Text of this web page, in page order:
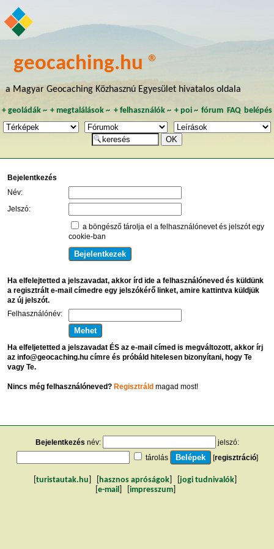
geocaching.hu ®
a Magyar Geocaching Közhasznú Egyesület hivatalos oldala
+ geoládák~ +megtalálások ~ + felhasználók~ + poi~ fórum FAQ belépés
Bejelentkezés
Név:
Jelszó:
a böngésző tárolja el a felhasználónevet és jelszót egy
cookie-ban
Ha elfelejtetted a jelszavadat, akkor írd ide a felhasználóneved és küldünk
a regisztrált e-mail címedre egy jelszókérő linket, amire kattintva küldjük
az új jelszót.
Felhasználónév:
Ha elfeljetetted a jelszavadat ÉS az e-mail címed is megváltozott, akkor írj
az info@geocaching.hu címre és próbáld hitelesen bizonyítani, hogy Te
vagy Te.
Nincs még felhasználóneved? Regisztráldmagad most!
Bejelentkezés név:
jelszó:
tárolás
[regisztráció]
turistautak.hu hasznos apróságok jogi tudnivalók
e-mail impresszum]